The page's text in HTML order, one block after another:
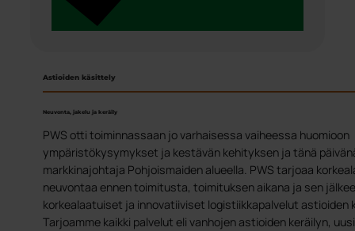
Astioiden käsittely
Neuvonta, jakelu ja keräily
PWS otti toiminnassaan jo varhaisessa vaiheessa huomioon
ympäristökysymykset ja kestävän kehityksen ja tänä
markkinajohtaja Pohjoismaiden alueella. PWS tarjoaa
neuvontaa ennen toimitusta, toimituksen aikana ja sen
korkealaatuiset ja innovatiiviset logistiikkapalvelut astioiden
Tarjoamme kaikki palvelut eli vanhojen astioiden keräilyn,